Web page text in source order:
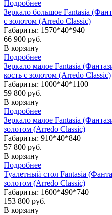
Подробнее
Зеркало большое Fantasia
с золотом (Arredo Classic)
Габариты: 1570*40*940
66 900 руб.
В корзину
Подробнее
Зеркало малое Fantasia
кость с золотом (Arredo Classic)
Габариты: 1000*40*1100
59 800 руб.
В корзину
Подробнее
Зеркало малое Fantasia
золотом (Arredo Classic)
Габариты: 910*40*840
57 800 руб.
В корзину
Подробнее
Туалетный стол Fantasia
золотом (Arredo Classic)
Габариты: 1600*490*740
153 800 руб.
В корзину